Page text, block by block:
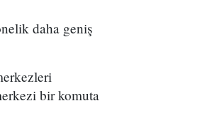
daha geniş
bir komuta